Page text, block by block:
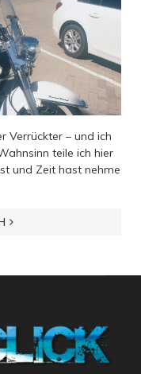
Verrückter – und ich
teile ich hier
und Zeit hast nehme